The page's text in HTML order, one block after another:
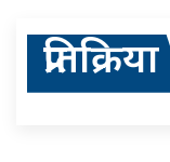
प्रतिक्रिया